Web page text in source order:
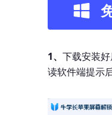
1、 下载安装
读软件端提示